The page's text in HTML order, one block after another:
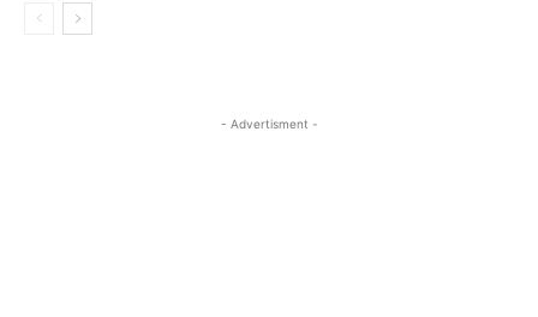
- Advertisment -